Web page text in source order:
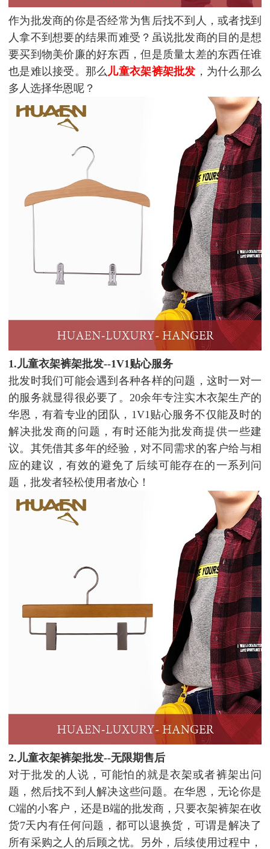
作为批发商的你是否经常为售后找不到人，或者找到
人拿不到想要的结果而难受？虽说批发商的目的是想
要买到物美价廉的好东西，但是质量太差的东西任谁
也是难以接受。那么 儿童衣架裤架批发 ，为什么那么
多人选择华恩呢？
1.儿童衣架裤架批发--1V1贴心服务
批发时我们可能会遇到各种各样的问题，这时一对一
的服务就显得很必要了。20余年专注实木衣架生产的
华恩，有着专业的团队，1V1贴心服务不仅能及时的
解决批发商的问题，有时还能为批发商提供一些建
议。其凭借其多年的经验，对不同需求的客户给与相
应的建议，有效的避免了后续可能存在的一系列问
题，批发者轻松使用者放心！
2.儿童衣架裤架批发--无限期售后
对于批发的人说，可能怕的就是衣架或者裤架出问
题，然后找不到人解决这些问题。在华恩，无论你是
C端的小客户，还是B端的批发商，只要衣架裤架在收
货7天内有任何问题，都可以退换货，可谓是解决了
所有采购之人的后顾之忧。另外，后续使用过程中，